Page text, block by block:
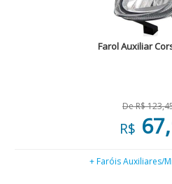
Farol Auxiliar
De R$
R$
+ Faróis Auxiliares/